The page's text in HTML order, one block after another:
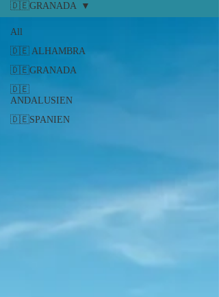
All
🇩🇪 ALHAMBRA
🇩🇪GRANADA
🇩🇪
ANDALUSIEN
🇩🇪SPANIEN
🇩🇪GRANADA